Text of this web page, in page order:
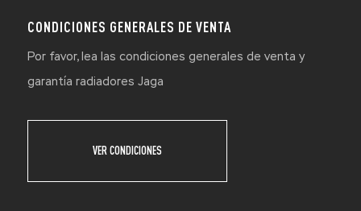
CONDICIONES GENERALES DE VENTA
Por favor, lea las condiciones generales de venta y
garantía radiadores Jaga
VER CONDICIONES